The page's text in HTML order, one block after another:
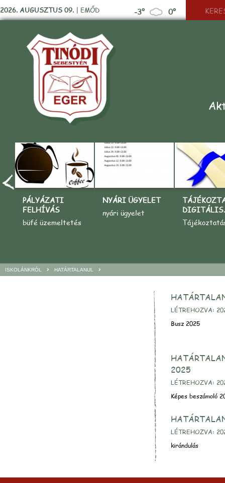
2026. AUGUSZTUS 09. | EMŐD -3° 0°
PÁLYÁZATI
FELHÍVÁS
büfé üzemeltetés
NYÁRI ÜGYELET
nyári ügyelet
ISKOLÁNKRÓL > HATÁRTALANUL >
LÉTREHOZVA:
Busz 2025
2025
LÉTREHOZVA:
Képes beszámoló
LÉTREHOZVA:
kirándulás